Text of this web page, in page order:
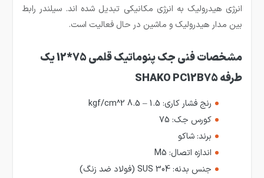
انرژی هیدرولیک به انرژی مکانیکی تبدیل شده اند. سیلندر رابط
بین مدار هیدرولیک و ماشین در حال فعالیت است.
مشخصات فنی جک پنوماتیک قلمی 75*12 یک
طرفه SHAKO PC12B75
رنج فشار کاری: 1.5 – 8.5 kgf/cm^2
کورس جک: 75
برند:شاکو
اندازه اتصال: M5
جنس بدنه:SUS 304 (فولاد ضد زنگ)